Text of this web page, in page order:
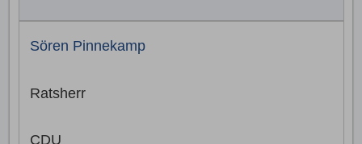
Sören Pinnekamp
Ratsherr
CDU